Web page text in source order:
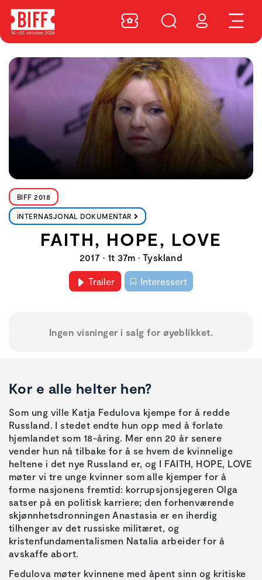
BIFF 2018
INTERNASJONAL DOKUMENTAR
FAITH, HOPE, LOVE
2017 • 1t 37m • Tyskland
Trailer Interessert
Ingen visninger i salg for øyeblikket.
Kor e alle helter hen?
Som ung ville Katja Fedulova kjempe for å redde
Russland. I stedet endte hun opp med å forlate
hjemlandet som 18-åring. Mer enn 20 år senere
vender hun nå tilbake for å se hvem de kvinnelige
heltene i det nye Russland er, og I FAITH, HOPE, LOVE
møter vi tre unge kvinner som alle kjemper for å
forme nasjonens fremtid: korrupsjonsjegeren Olga
satser på en politisk karriere; den forhenværende
skjønnhetsdronningen Anastasia er en iherdig
tilhenger av det russiske militæret, og
kristenfundamentalismen Natalia arbeider for å
avskaffe abort.
Fedulova møter kvinnene med åpent sinn og kritiske